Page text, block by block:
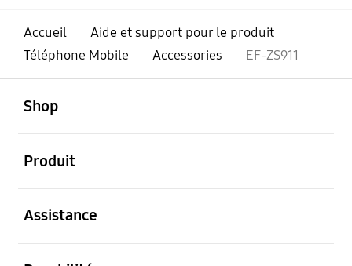
Accueil
Aide et support pour le produit
Téléphone Mobile
Accessories EF-ZS911
Shop
Produit
Assistance